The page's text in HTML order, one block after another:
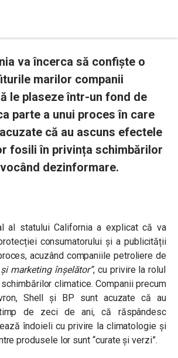
va încerca să confiște o
marilor companii
le plaseze într-un fond de
parte a unui proces în care
că au ascuns efectele
fosili în privința schimbărilor
dezinformare.
al statului California a explicat că va
consumatorului și a publicității
acuzând companiile petroliere de
marketing înșelător”,cu privire la rolul
climatice. Companii precum
Shell și BP sunt acuzate că au
de zeci de ani, că răspândesc
îndoieli cu privire la climatologie și
produsele lor sunt “curate și verzi”.